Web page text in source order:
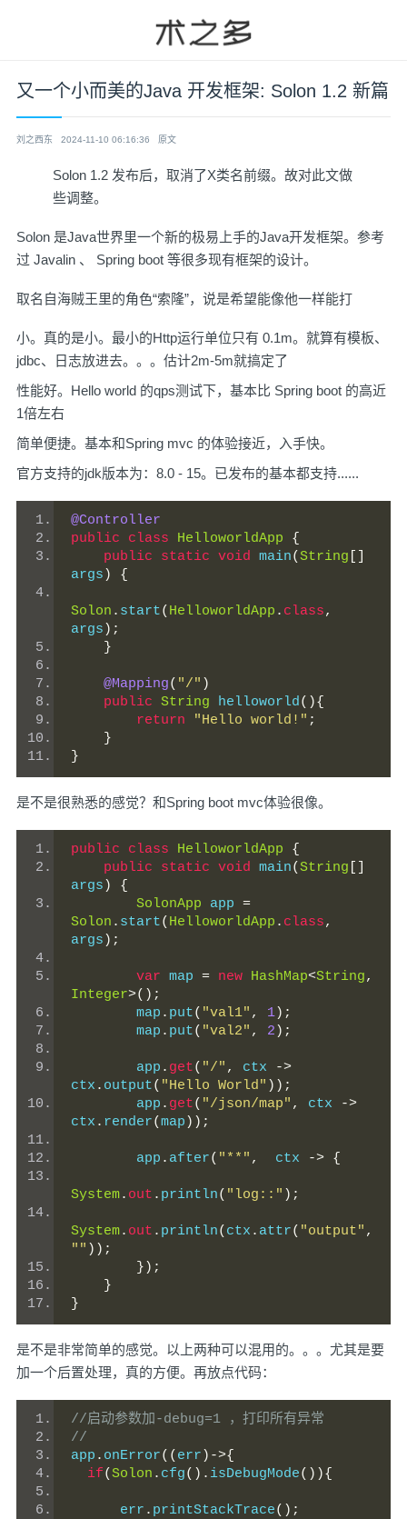
又一个小而美的Java 开发框架: Solon 1.2 新篇
刘之西东 2024-11-10 06:16:36 原文
Solon 1.2 发布后，取消了X类名前缀。故对此文做
些调整。
Solon 是Java世界里一个新的极易上手的Java开发框架。参考
过 Javalin 、 Spring boot 等很多现有框架的设计。
取名自海贼王里的角色“索隆”，说是希望能像他一样能打
小。真的是小。最小的Http运行单位只有 0.1m。就算有模板、
jdbc、日志放进去。。。估计2m-5m就搞定了
性能好。Hello world 的qps测试下，基本比 Spring boot 的高近
1倍左右
简单便捷。基本和Spring mvc 的体验接近，入手快。
官方支持的jdk版本为：8.0 - 15。已发布的基本都支持......
@Controller
public
class HelloworldApp
{
public
static void main(String
args ) {
Solon . start( HelloworldApp . class,
args );
}
@Mapping( "/" )
public String helloworld(){
return
"Hello world!" ;
}
}
是不是很熟悉的感觉？和Spring boot mvc体验很像。
public class HelloworldApp
{
public
static void main(String
args )
{
SolonApp app =
Solon . start( HelloworldApp . class,
args );
var map = new HashMap<String,
Integer>();
        map
. put( "val1" , 1);
        map
. put( "val2" , 2 );
        app
. get( "/" , ctx
->
ctx . output( "Hello World" ));
        app
. get( "/json/map" , ctx
->
ctx . render(map ));
        app
. after( "**" ,
  ctx
-> {
System. out . println( "log::" );
System. out . println( ctx . attr( "output" ,
"" ));
});
}
}
是不是非常简单的感觉。以上两种可以混用的。。。尤其是要
加一个后置处理，真的方便。再放点代码：
//启动参数加-debug=1 ，打印所有异常
//
app . onError(( err )->{
if(Solon . cfg(). isDebugMode()){
      err
. printStackTrace();